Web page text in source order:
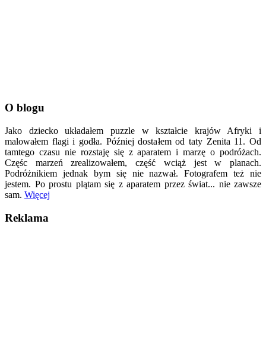
O blogu
Jako dziecko układałem puzzle w kształcie krajów Afryki i
malowałem flagi i godła. Później dostałem od taty Zenita 11. Od
tamtego czasu nie rozstaję się z aparatem i marzę o podróżach.
Częśc marzeń zrealizowałem, część wciąż jest w planach.
Podróżnikiem jednak bym się nie nazwał. Fotografem też nie
jestem. Po prostu plątam się z aparatem przez świat... nie zawsze
sam. Więcej
Reklama